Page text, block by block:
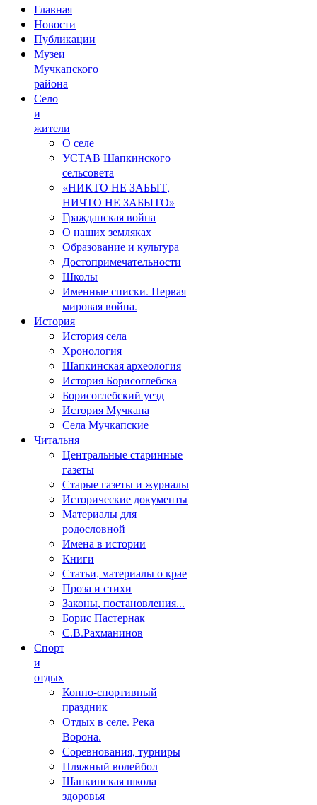
Главная
Новости
Публикации
Музеи
Мучкапского
района
Село
и
жители
О селе
УСТАВ Шапкинского
сельсовета
«НИКТО НЕ ЗАБЫТ,
НИЧТО НЕ ЗАБЫТО»
Гражданская война
О наших земляках
Образование и культура
Достопримечательности
Школы
Именные списки. Первая
мировая война.
История
История села
Хронология
Шапкинская археология
История Борисоглебска
Борисоглебский уезд
История Мучкапа
Села Мучкапские
Читальня
Центральные старинные
газеты
Старые газеты и журналы
Исторические документы
Материалы для
родословной
Имена в истории
Книги
Статьи, материалы о крае
Проза и стихи
Законы, постановления...
Борис Пастернак
С.В.Рахманинов
Спорт
и
отдых
Конно-спортивный
праздник
Отдых в селе. Река
Ворона.
Соревнования, турниры
Пляжный волейбол
Шапкинская школа
здоровья